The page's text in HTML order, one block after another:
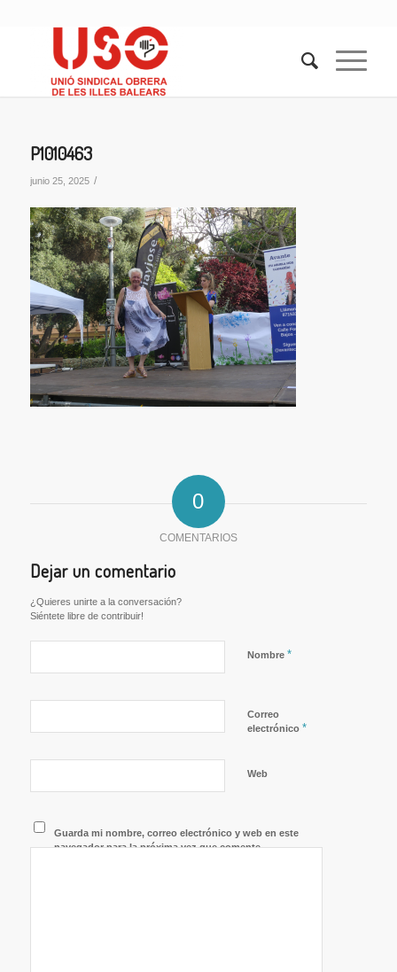
P1010463
junio 25, 2025 /
0
COMENTARIOS
Dejar un comentario
¿Quieres unirte a la conversación?
Siéntete libre de contribuir!
Nombre *
Correo
electrónico *
Web
Guarda mi nombre, correo electrónico y web en este
navegador para la próxima vez que comente.